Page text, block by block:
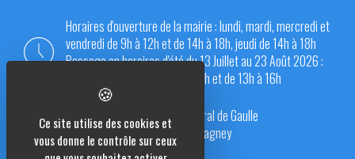
Horaires d'ouverture de la mairie : lundi, mardi, mercredi et
vendredi de 9h à 12h et de 14h à 18h, jeudi de 14h à 18h
Passage en horaires d'été du 13 Juillet au 23 Août 2026 :
du lundi au vendredi de 9h à 12h et de 13h à 16h
Place du Général de Gaulle
70290 Champagney
Ce site utilise des cookies et
vous donne le contrôle sur ceux